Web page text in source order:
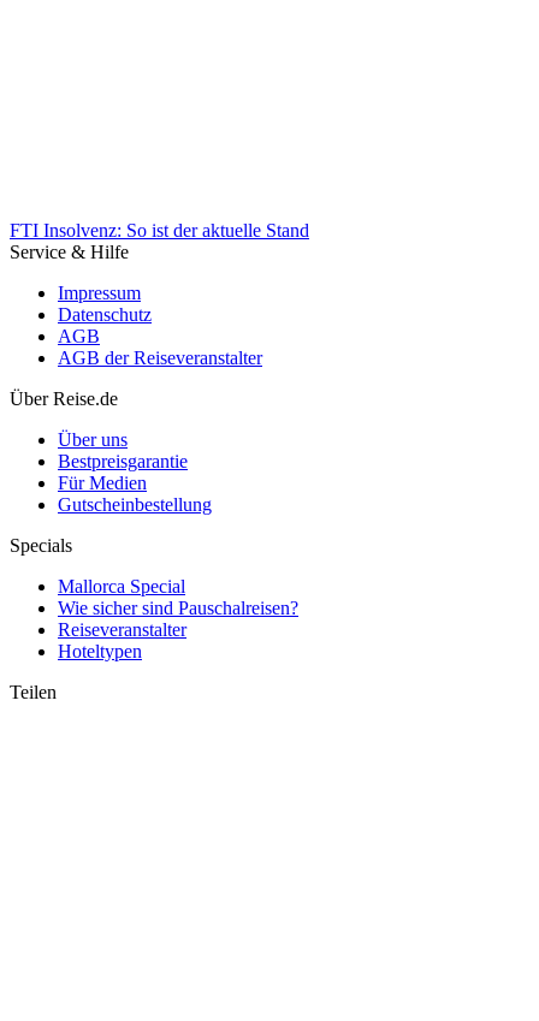
FTI Insolvenz: So ist der aktuelle Stand
FTI Insolvenz: So ist der aktuelle Stand
Service & Hilfe
Impressum
Datenschutz
AGB
AGB der Reiseveranstalter
Über Reise.de
Über uns
Bestpreisgarantie
Für Medien
Gutscheinbestellung
Specials
Mallorca Special
Wie sicher sind Pauschalreisen?
Reiseveranstalter
Hoteltypen
Teilen